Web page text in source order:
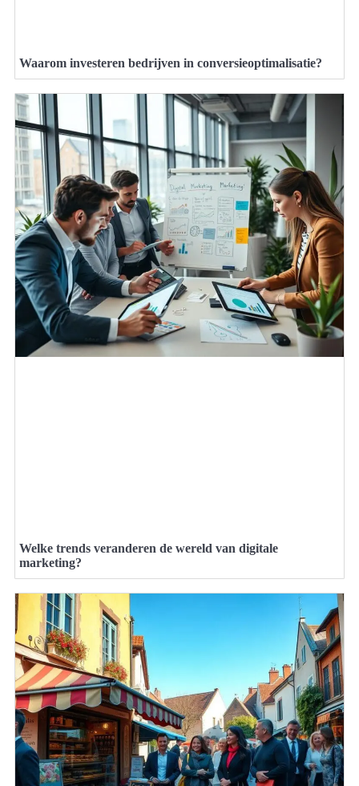
Waarom investeren bedrijven in conversieoptimalisatie?
Welke trends veranderen de wereld van digitale
marketing?